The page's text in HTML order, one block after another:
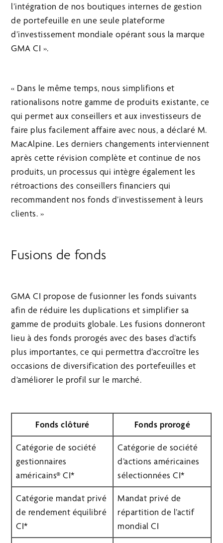
l’intégration de nos boutiques internes de gestion
de portefeuille en une seule plateforme
d’investissement mondiale opérant sous la marque
GMA CI ».
« Dans le même temps, nous simplifions et
rationalisons notre gamme de produits existante, ce
qui permet aux conseillers et aux investisseurs de
faire plus facilement affaire avec nous, a déclaré M.
MacAlpine. Les derniers changements interviennent
après cette révision complète et continue de nos
produits, un processus qui intègre également les
rétroactions des conseillers financiers qui
recommandent nos fonds d’investissement à leurs
clients. »
Fusions de fonds
GMA CI propose de fusionner les fonds suivants
afin de réduire les duplications et simplifier sa
gamme de produits globale. Les fusions donneront
lieu à des fonds prorogés avec des bases d’actifs
plus importantes, ce qui permettra d’accroître les
occasions de diversification des portefeuilles et
d’améliorer le profil sur le marché.
Fonds clôturé Fonds prorogé
Catégorie de société
gestionnaires
américains® CI*
Catégorie de société
d’actions américaines
sélectionnées CI*
Catégorie mandat privé
de rendement équilibré
CI*
Mandat privé de
répartition de l’actif
mondial CI